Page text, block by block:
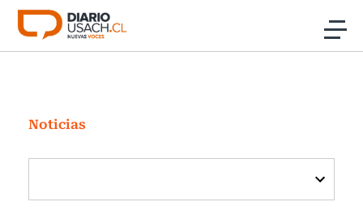
Click acá para ir directamente al contenido
Investigación
Cultura
Programas Radio y TV Usach
Noticias